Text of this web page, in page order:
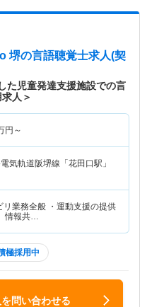
堺の言語聴覚士求人(契
た児童発達支援施設での言
人＞
円～
気軌道阪堺線「花田口駅」
リ業務全般 ・運動支援の提供
情報共…
極採用中
問い合わせる